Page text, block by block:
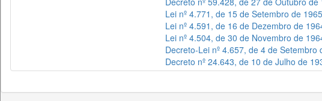
Lei nº 4.771, de 15 de Setembro de 1965
Lei nº 4.591, de 16 de Dezembro de
Lei nº 4.504, de 30 de Novembro de
Decreto-Lei nº 4.657, de 4 de Setembro
Decreto nº 24.643, de 10 de Julho de